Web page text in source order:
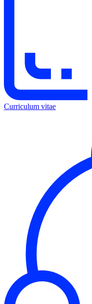
Curriculum vitae